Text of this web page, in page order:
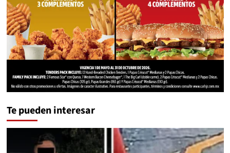
Te pueden interesar